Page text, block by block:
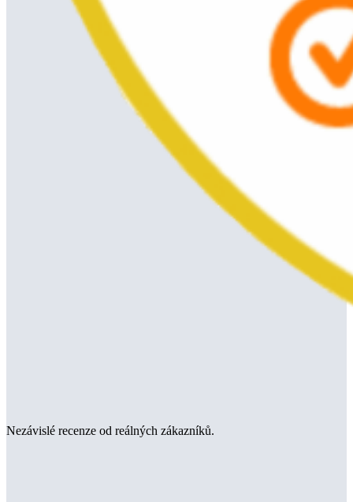
Nezávislé recenze od reálných zákazníků.